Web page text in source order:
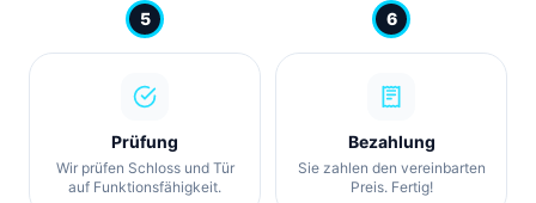
5
Prüfung
Wir prüfen Schloss und Tür
auf Funktionsfähigkeit.
6
Bezahlung
Sie zahlen den vereinbarten
Preis. Fertig!